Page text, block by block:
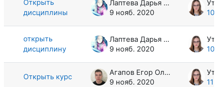
Открыть
дисциплины
Лаптева Дарья Алексеевна
9 нояб. 2020
10
открыть
дисциплину
Лаптева Дарья Алексеевна
9 нояб. 2020
10
Открыть курс
Агапов Егор Олегович
9 нояб. 2020
11